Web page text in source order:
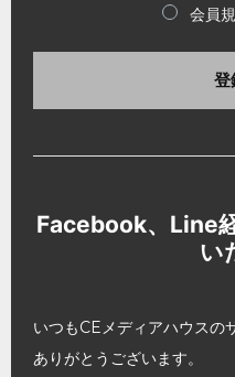
会員
登
Facebook、Line
い
いつもCEメディアハウスの
ありがとうございます。